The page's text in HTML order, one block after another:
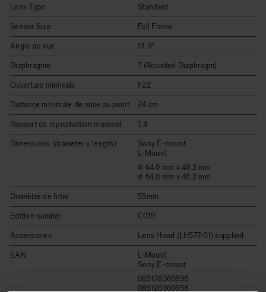
Lens Type Standard
Sensor Size Full Frame
Angle de vue 51.3º
Diaphragme 7 (Rounded Diaphragm)
Ouverture minimale F22
Distance minimale de mise au point 24 cm
Rapport de reproduction maximal 1:4
Dimensions (diameter x length)
Sony E-mount
L-Mount
⌀ 64.0 mm x 48.2 mm
⌀ 64.0 mm x 46.2 mm
Diamètre de filtre 55mm
Edition number C019
Accessoires Lens Hood (LH577-01) supplied
EAN
L-Mount
Sony E-mount
085126360696
085126360658